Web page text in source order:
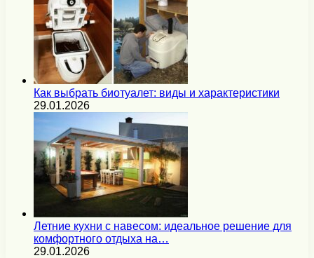
Как выбрать биотуалет: виды и характеристики
29.01.2026
Летние кухни с навесом: идеальное решение для
комфортного отдыха на…
29.01.2026